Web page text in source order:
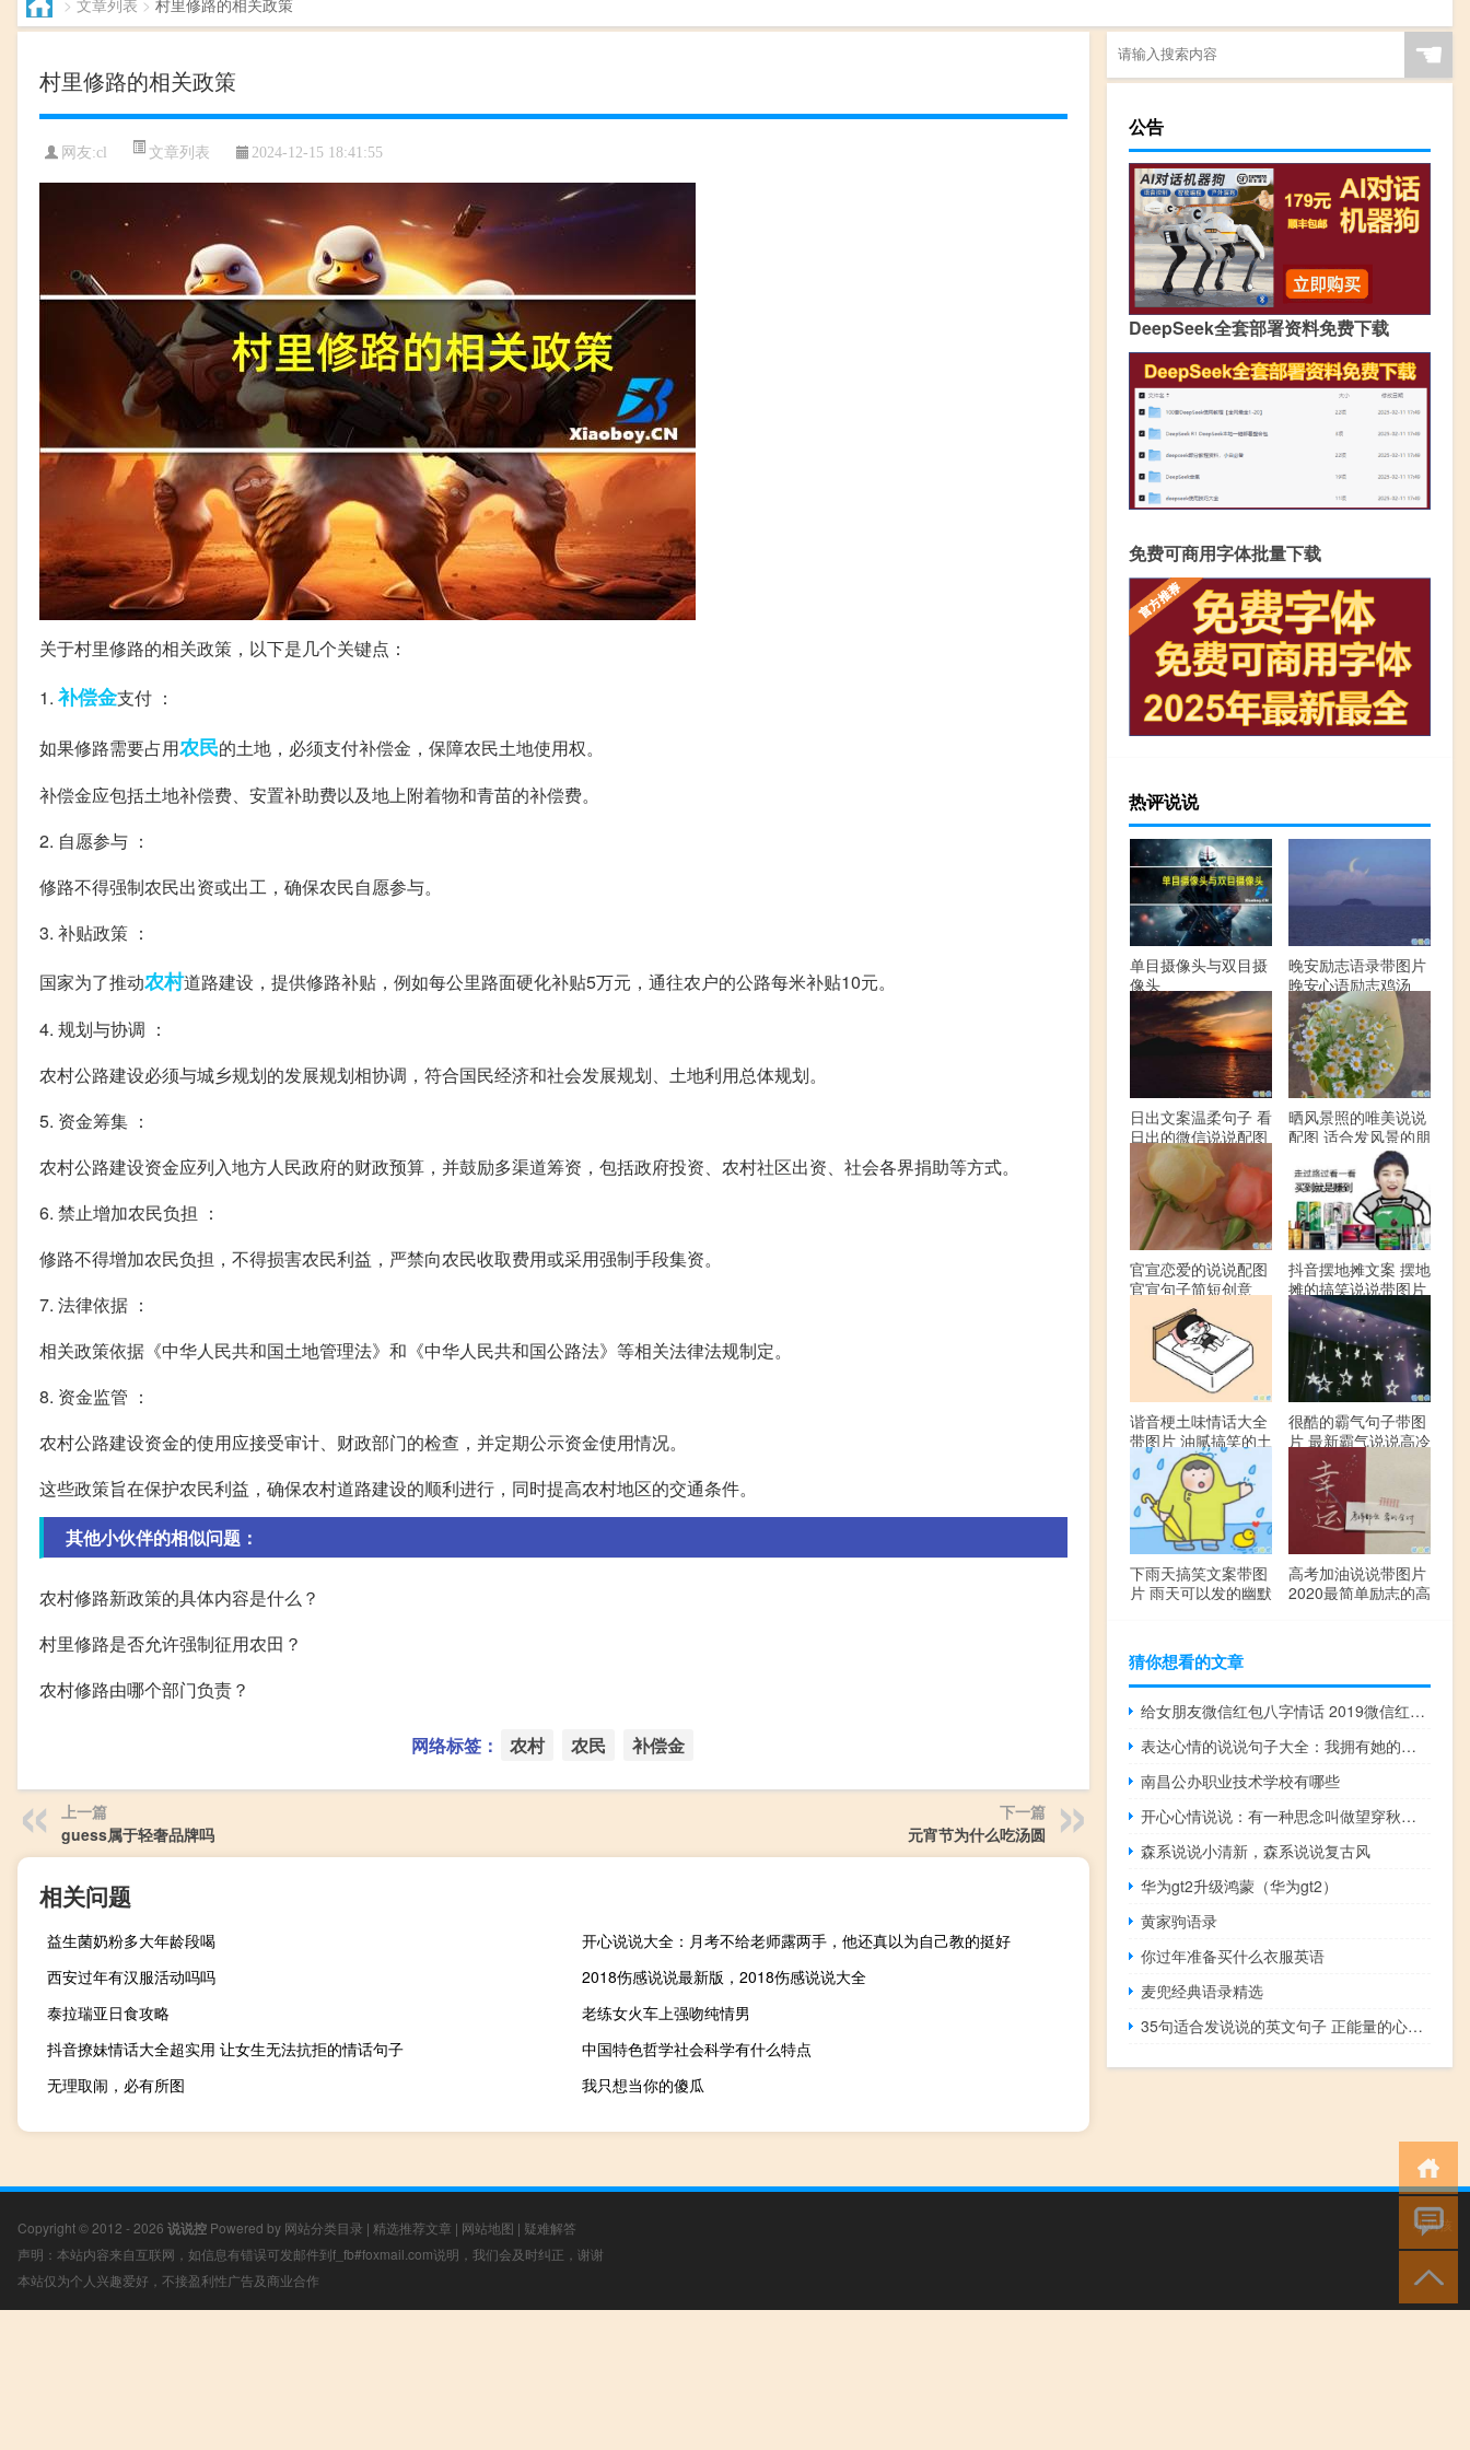
村里修路的相关政策
网友:cl 文章列表 2024-12-15 18:41:55
关于村里修路的相关政策，以下是几个关键点：
1. 补偿金支付 ：
如果修路需要占用农民的土地，必须支付补偿金，保障农民土地使用权。
补偿金应包括土地补偿费、安置补助费以及地上附着物和青苗的补偿费。
2. 自愿参与 ：
修路不得强制农民出资或出工，确保农民自愿参与。
3. 补贴政策 ：
国家为了推动农村道路建设，提供修路补贴，例如每公里路面硬化补贴5万元，通往农户的公路每米补贴10元。
4. 规划与协调 ：
农村公路建设必须与城乡规划的发展规划相协调，符合国民经济和社会发展规划、土地利用总体规划。
5. 资金筹集 ：
农村公路建设资金应列入地方人民政府的财政预算，并鼓励多渠道筹资，包括政府投资、农村社区出资、社会各界捐助等方式。
6. 禁止增加农民负担 ：
修路不得增加农民负担，不得损害农民利益，严禁向农民收取费用或采用强制手段集资。
7. 法律依据 ：
相关政策依据《中华人民共和国土地管理法》和《中华人民共和国公路法》等相关法律法规制定。
8. 资金监管 ：
农村公路建设资金的使用应接受审计、财政部门的检查，并定期公示资金使用情况。
这些政策旨在保护农民利益，确保农村道路建设的顺利进行，同时提高农村地区的交通条件。
其他小伙伴的相似问题：
农村修路新政策的具体内容是什么？
村里修路是否允许强制征用农田？
农村修路由哪个部门负责？
网络标签： 农村 农民 补偿金
上一篇
guess属于轻奢品牌吗
下一篇
元宵节为什么吃汤圆
相关问题
益生菌奶粉多大年龄段喝
开心说说大全：月考不给老师露两手，他还真以为自己教的挺好
西安过年有汉服活动吗吗
2018伤感说说最新版，2018伤感说说大全
泰拉瑞亚日食攻略
老练女火车上强吻纯情男
抖音撩妹情话大全超实用 让女生无法抗拒的情话句子
中国特色哲学社会科学有什么特点
无理取闹，必有所图
我只想当你的傻瓜
☚
公告
DeepSeek全套部署资料免费下载
免费可商用字体批量下载
热评说说
单目摄像头与双目摄
像头
晚安励志语录带图片
晚安心语励志鸡汤
日出文案温柔句子 看
日出的微信说说配图
晒风景照的唯美说说
配图 适合发风景的朋
官宣恋爱的说说配图
官宣句子简短创意
抖音摆地摊文案 摆地
摊的搞笑说说带图片
谐音梗土味情话大全
带图片 油腻搞笑的土
味情话
很酷的霸气句子带图
片 最新霸气说说高冷
下雨天搞笑文案带图
片 雨天可以发的幽默
高考加油说说带图片
2020最简单励志的高
猜你想看的文章
给女朋友微信红包八字情话 2019微信红包情话句子大全
表达心情的说说句子大全：我拥有她的曾经却错过了她的未来
南昌公办职业技术学校有哪些
开心心情说说：有一种思念叫做望穿秋水，有一种寒冷叫做忘穿秋裤
森系说说小清新，森系说说复古风
华为gt2升级鸿蒙（华为gt2）
黄家驹语录
你过年准备买什么衣服英语
麦兜经典语录精选
35句适合发说说的英文句子 正能量的心灵鸡汤英文句子带翻译
Copyright © 2012 - 2026 说说控 Powered by 网站分类目录 | 精选推荐文章 | 网站地图 | 疑难解答
声明：本站内容来自互联网，如信息有错误可发邮件到f_fb#foxmail.com说明，我们会及时纠正，谢谢
本站仅为个人兴趣爱好，不接盈利性广告及商业合作
小男孩